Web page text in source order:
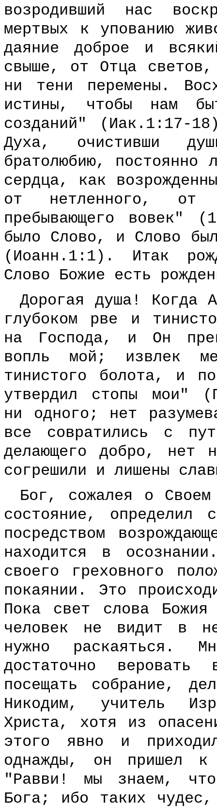
возродивший нас
мертвых к упованию
даяние доброе и
свыше, от Отца
ни тени перемены.
истины, чтобы нам
созданий" (Иак.1:17-
Духа, очистивши
братолюбию, постоянно
сердца, как
от нетленного,
пребывающего вовек"
было Слово, и Слово
(Иоанн.1:1). Итак
Слово Божие есть
Дорогая душа! Когда
глубоком рве и
на Господа, и Он
вопль мой; извлек
тинистого болота, и
утвердил стопы мои"
ни одного; нет
все совратились с
делающего добро, нет
согрешили и лишены
Бог, сожалея о
состояние, определил
посредством
находится в
своего греховного
покаянии. Это
Пока свет слова
человек не видит в
нужно раскаяться.
достаточно
посещать собрание,
Никодим, учитель
Христа, хотя из
этого явно и
однажды, он пришел
"Равви! мы знаем,
Бога; ибо таких